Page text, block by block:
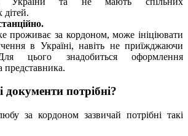
дітей.
проживає за кордоном, може ініціювати
в Україні, навіть не приїжджаючи
цього знадобиться оформлення
представника.
документи потрібні?
за кордоном зазвичай потрібні такі